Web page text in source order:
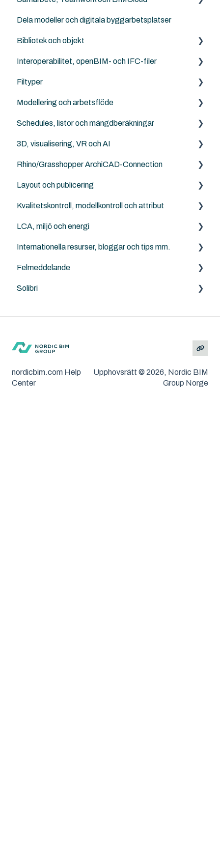
Solibri
Ingenjörer och konstruktörer
Templates
Attribut
Work Enviroment
Migration mellan versioner
Generellt sett
Felsökning
Rutiner
Other Collaboration solutions
Sammarbete med Revit
Dela modeller och digitala byggarbetsplatser
Bibliotek och objekt
Externa objekt
Archicad standard bibliotek
Interoperabilitet, openBIM- och IFC-filer
IFC generellt
Archicad
Filtyper
PDF
DXF/DWG File (.dxf, .dwg)
Punktmoln
RFA
Archicad File Types (.pln, .pla, .tpl and .mod etc.)
Modellering och arbetsflöde
Archicad
NordicTools
Schedules, listor och mängdberäkningar
Archicad
3D, visualisering, VR och AI
Archicad
Rhino/Grasshopper ArchiCAD-Connection
Rhino - Grasshopper
Layout och publicering
Archicad
Kvalitetskontroll, modellkontroll och attribut
Solibri
Archicad
LCA, miljö och energi
Anavitor LCA
Internationella resurser, bloggar och tips mm.
Graphisoft
Felmeddelande
Archicad
Solibri
Felsökning
nordicbim.com Help
Center
Upphovsrätt © 2026, Nordic BIM
Group Norge